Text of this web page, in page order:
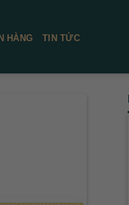
HÀNG TIN TỨC